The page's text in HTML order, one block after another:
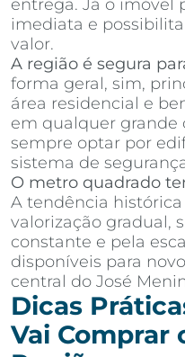
entrega. Já o imóvel
imediata e
valor.
A região é segura
forma geral, sim,
área residencial e
em qualquer grande
sempre optar por
sistema de
O metro quadrado
A tendência
valorização gradual,
constante e pela
disponíveis para
central do José
Dicas
Vai Comprar